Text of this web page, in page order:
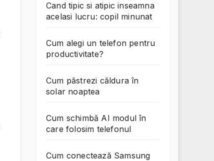
Cand tipic si atipic inseamna
acelasi lucru: copil minunat
Cum alegi un telefon pentru
productivitate?
Cum păstrezi căldura în
solar noaptea
Cum schimbă AI modul în
care folosim telefonul
Cum conectează Samsung